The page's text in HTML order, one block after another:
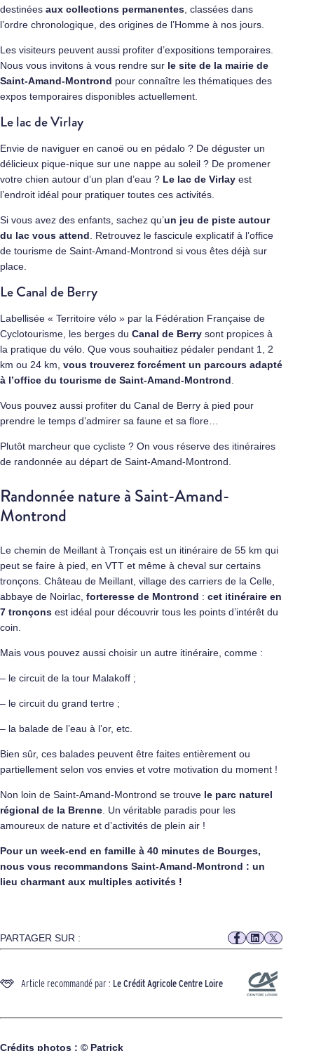
destinées aux collections permanentes , classées dans
l’ordre chronologique, des origines de l’Homme à nos jours.
Les visiteurs peuvent aussi profiter d’expositions temporaires.
Nous vous invitons à vous rendre sur le site de la mairie de
Saint-Amand-Montrond pour connaître les thématiques des
expos temporaires disponibles actuellement.
Le lac de Virlay
Envie de naviguer en canoë ou en pédalo ? De déguster un
délicieux pique-nique sur une nappe au soleil ? De promener
votre chien autour d’un plan d’eau ? Le lac de Virlay est
l’endroit idéal pour pratiquer toutes ces activités.
Si vous avez des enfants, sachez qu’un jeu de piste autour
du lac vous attend . Retrouvez le fascicule explicatif à l’office
de tourisme de Saint-Amand-Montrond si vous êtes déjà sur
place.
Le Canal de Berry
Labellisée « Territoire vélo » par la Fédération Française de
Cyclotourisme, les berges du Canal de Berry sont propices à
la pratique du vélo. Que vous souhaitiez pédaler pendant 1, 2
km ou 24 km, vous trouverez forcément un parcours adapté
à l’office du tourisme de Saint-Amand-Montrond
Vous pouvez aussi profiter du Canal de Berry à pied pour
prendre le temps d’admirer sa faune et sa flore…
Plutôt marcheur que cycliste ? On vous réserve des itinéraires
de randonnée au départ de Saint-Amand-Montrond.
Randonnée nature à Saint-Amand-
Montrond
Le chemin de Meillant à Tronçais est un itinéraire de 55 km qui
peut se faire à pied, en VTT et même à cheval sur certains
tronçons. Château de Meillant, village des carriers de la Celle,
abbaye de Noirlac, forteresse de Montrond : cet itinéraire en
7 tronçons est idéal pour découvrir tous les points d’intérêt du
coin.
Mais vous pouvez aussi choisir un autre itinéraire, comme :
– le circuit de la tour Malakoff ;
– le circuit du grand tertre ;
– la balade de l’eau à l’or, etc.
Bien sûr, ces balades peuvent être faites entièrement ou
partiellement selon vos envies et votre motivation du moment !
Non loin de Saint-Amand-Montrond se trouve le parc naturel
régional de la Brenne . Un véritable paradis pour les
amoureux de nature et d’activités de plein air !
Pour un week-end en famille à 40 minutes de Bourges,
nous vous recommandons Saint-Amand-Montrond : un
lieu charmant aux multiples activités !
PARTAGER SUR :
Article recommandé par : Le Crédit Agricole Centre Loire
Crédits photos : © Patrick